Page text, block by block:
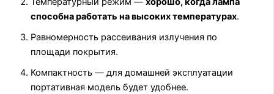
способна работать на высоких температурах.
Равномерность рассеивания излучения по
площади покрытия.
Компактность — для домашней эксплуатации
портативная модель будет удобнее.